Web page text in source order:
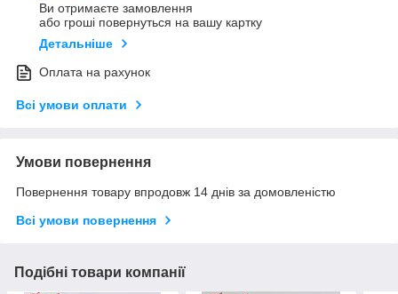
Ви отримаєте замовлення
або гроші повернуться на вашу картку
Детальніше
Оплата на рахунок
Всі умови оплати
Умови повернення
Повернення товару впродовж 14 днів за домовленістю
Всі умови повернення
Подібні товари компанії